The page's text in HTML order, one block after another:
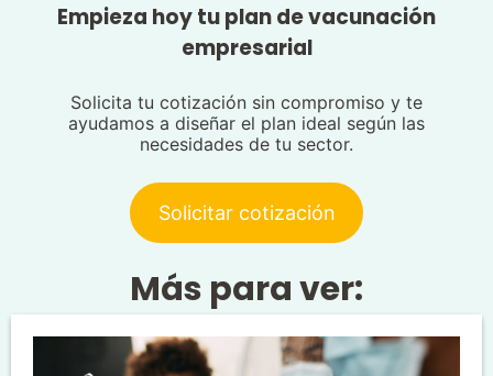
Empieza hoy tu plan de vacunación
empresarial
Solicita tu cotización sin compromiso y te
ayudamos a diseñar el plan ideal según las
necesidades de tu sector.
Solicitar cotización
Más para ver: